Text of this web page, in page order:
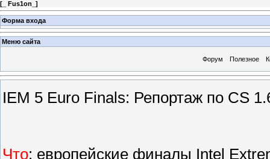
[ _ Fus1on_ ]
Форма входа
Меню сайта
Форум Полезное
IEM 5 Euro Finals: Репортаж по CS
Что: европейские финалы Intel